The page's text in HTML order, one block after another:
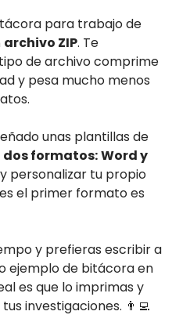
para trabajo de
archivo ZIP. Te
de archivo comprime
y pesa mucho menos
unas plantillas de
dos formatos:Word y
personalizar tu propio
el primer formato es
y prefieras escribir a
ejemplo de bitácora en
es que lo imprimas y
investigaciones. 👨‍💻